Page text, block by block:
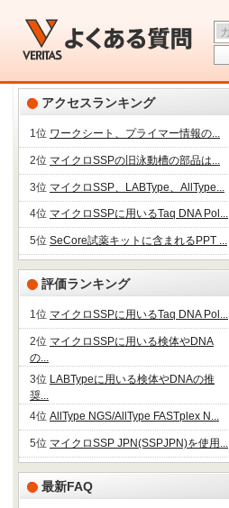
アクセスランキング
1位 ワークシート、プライマー情報の...
2位 マイクロSSPの旧泳動槽の部品は...
3位 マイクロSSP、LABType、AllType...
4位 マイクロSSPに用いるTaq DNA Pol...
5位 SeCore試薬キットに含まれるPPT ...
評価ランキング
1位 マイクロSSPに用いるTaq DNA Pol...
2位 マイクロSSPに用いる検体やDNA
の...
3位 LABTypeに用いる検体やDNAの推
奨...
4位 AllType NGS/AllType FASTplex N...
5位 マイクロSSP JPN(SSPJPN)を使用...
最新FAQ